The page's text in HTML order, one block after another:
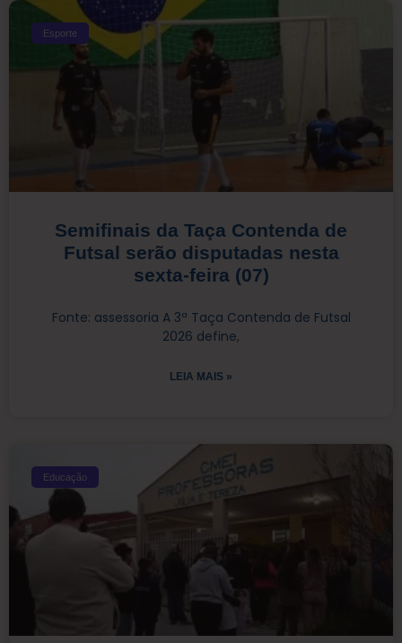
Esporte
Semifinais da Taça Contenda de
Futsal serão disputadas nesta
sexta-feira (07)
Fonte: assessoria A 3ª Taça Contenda de Futsal
2026 define,
LEIA MAIS »
Educação